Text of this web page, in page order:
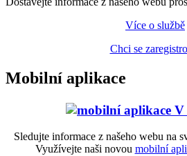
Více o službě
Chci se
Mobilní aplikace
Sledujte informace z našeho webu na
Využívejte naši novou mobilní